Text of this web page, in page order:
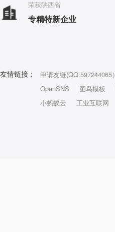
荣获陕西省
专精特新企业
友情链接： 申请友链(QQ:597244065）
OpenSNS
图鸟模板
小蚂蚁云
工业互联网